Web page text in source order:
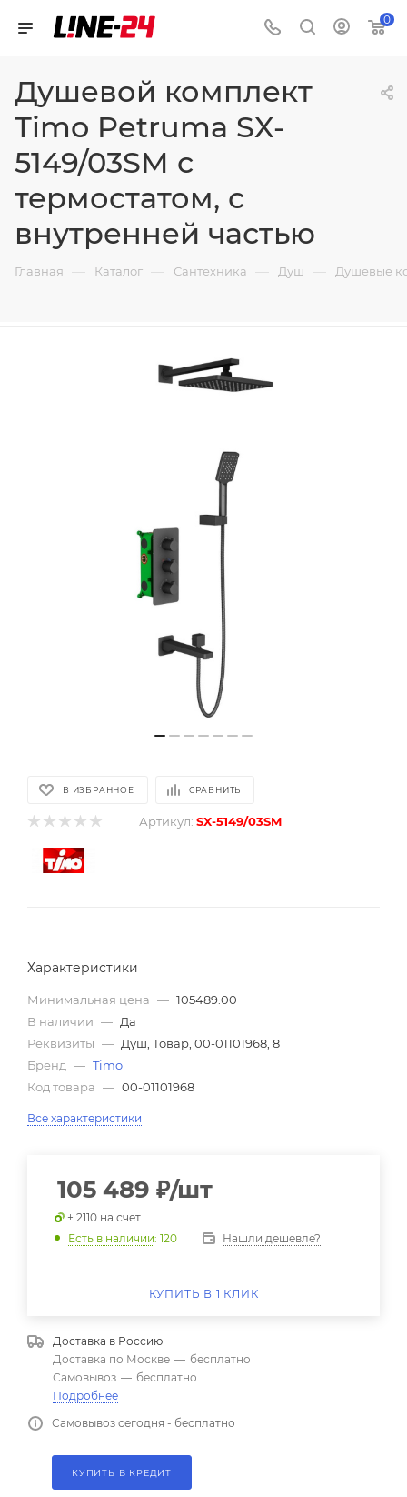
0
Душевой комплект
Timo Petruma SX-
5149/03SM с
термостатом, с
внутренней частью
Главная — Каталог — Сантехника — Душ — Душевые
В ИЗБРАННОЕ СРАВНИТЬ
Артикул: SX-5149/03SM
Характеристики
Минимальная цена — 105489.00
В наличии — Да
Реквизиты — Душ, Товар, 00-01101968, 8
Бренд — Timo
Код товара — 00-01101968
Все характеристики
105 489 ₽/шт
+ 2110 на счет
Есть в наличии: 120 Нашли дешевле?
КУПИТЬ В 1 КЛИК
Доставка в Россию
Доставка по Москве — бесплатно
Самовывоз — бесплатно
Подробнее
Самовывоз сегодня - бесплатно
КУПИТЬ В КРЕДИТ